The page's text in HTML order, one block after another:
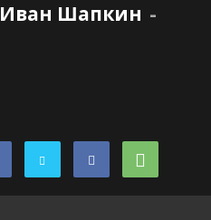
Иван Шапкин -